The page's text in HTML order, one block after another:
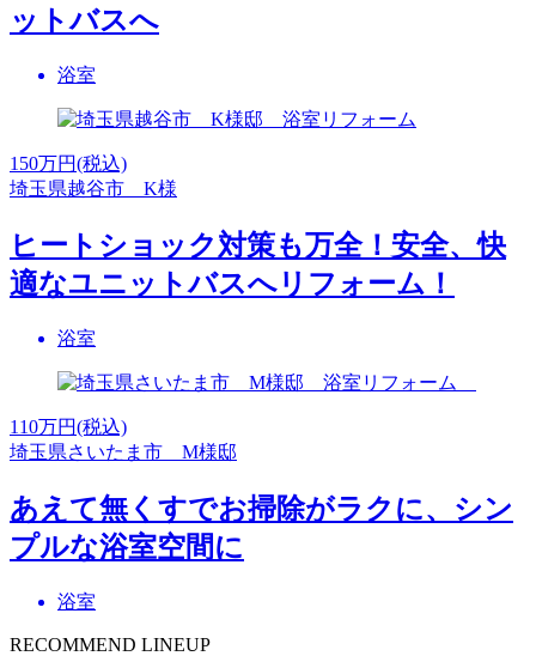
ットバスへ
浴室
150万円(税込)
埼玉県越谷市 K様
ヒートショック対策も万全！安全、快
適なユニットバスへリフォーム！
浴室
110万円(税込)
埼玉県さいたま市 M様邸
あえて無くすでお掃除がラクに、シン
プルな浴室空間に
浴室
RECOMMEND LINEUP